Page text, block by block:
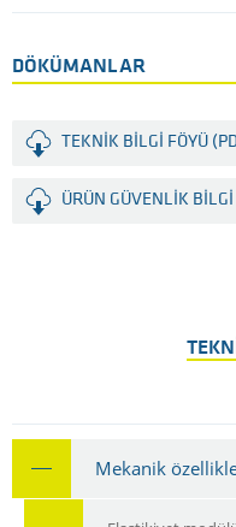
DÖKÜMANLAR
TEKNIK BILGI FÖYÜ
ÜRÜN GÜVENLIK
Mekanik